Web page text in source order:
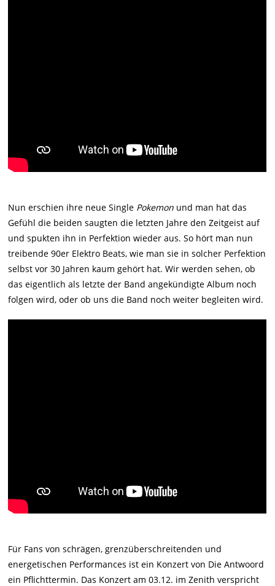
Nun erschien ihre neue Single Pokemon und man hat das
Gefühl die beiden saugten die letzten Jahre den Zeitgeist auf
und spukten ihn in Perfektion wieder aus. So hört man nun
treibende 90er Elektro Beats, wie man sie in solcher Perfektion
selbst vor 30 Jahren kaum gehört hat. Wir werden sehen, ob
das eigentlich als letzte der Band angekündigte Album noch
folgen wird, oder ob uns die Band noch weiter begleiten wird.
Für Fans von schrägen, grenzüberschreitenden und
energetischen Performances ist ein Konzert von Die Antwoord
ein Pflichttermin. Das Konzert am 03.12. im Zenith verspricht